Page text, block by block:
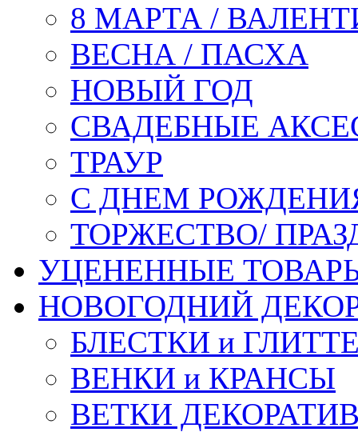
8 МАРТА /
ВЕСНА / ПАСХА
НОВЫЙ ГОД
СВАДЕБНЫЕ
ТРАУР
С ДНЕМ
ТОРЖЕСТВО/
УЦЕНЕННЫЕ
НОВОГОДНИЙ
БЛЕСТКИ и
ВЕНКИ и КРАНСЫ
ВЕТКИ